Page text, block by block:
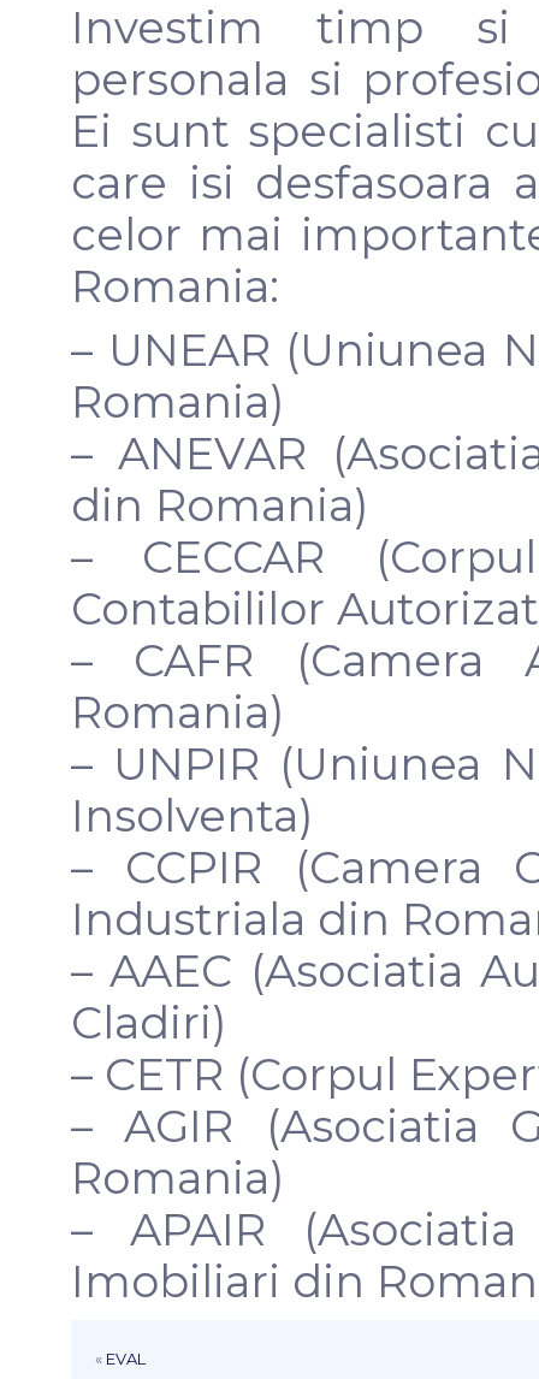
Investim timp si
personala si
Ei sunt specialisti
care isi desfasoara
celor mai
Romania:
– UNEAR (Uniunea
Romania)
– ANEVAR
din Romania)
– CECCAR
Contabililor
– CAFR (Camera
Romania)
– UNPIR (Uniunea
Insolventa)
– CCPIR (Camera
Industriala din
– AAEC (Asociatia
Cladiri)
– CETR (Corpul
– AGIR (Asociatia
Romania)
– APAIR
Imobiliari din
« EVAL